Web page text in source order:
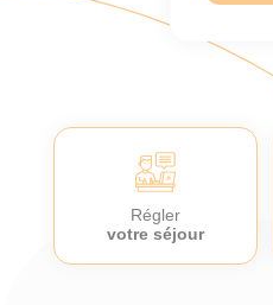
Régler
votre séjour